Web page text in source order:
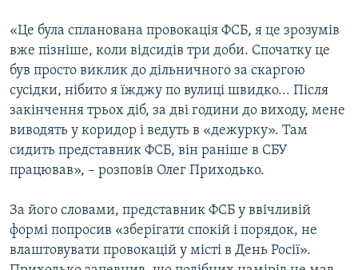
«Це була спланована провокація ФСБ, я це зрозумів
вже пізніше, коли відсидів три доби. Спочатку це
був просто виклик до дільничного за скаргою
сусідки, нібито я їжджу по вулиці швидко... Після
закінчення трьох діб, за дві години до виходу, мене
виводять у коридор і ведуть в «дежурку». Там
сидить представник ФСБ, він раніше в СБУ
працював», – розповів Олег Приходько.
За його словами, представник ФСБ у ввічливій
формі попросив «зберігати спокій і порядок, не
влаштовувати провокацій у місті в День Росії».